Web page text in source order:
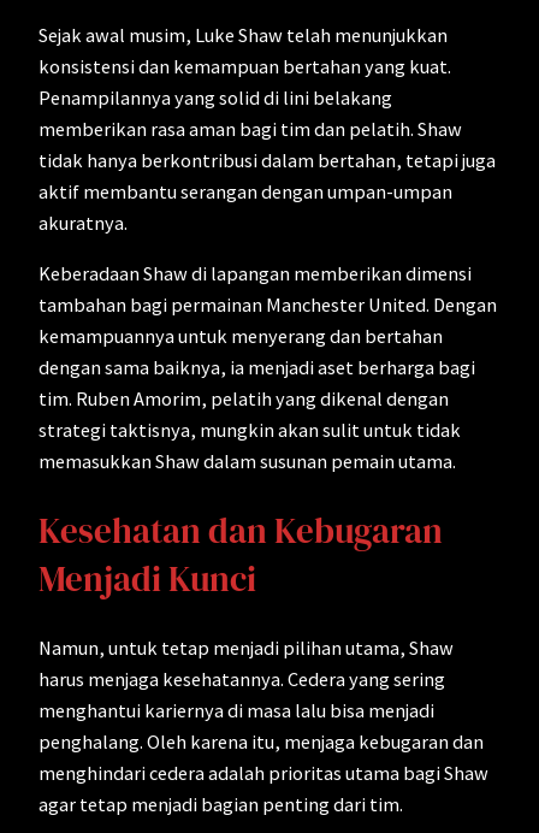
Sejak awal musim, Luke Shaw telah menunjukkan
konsistensi dan kemampuan bertahan yang kuat.
Penampilannya yang solid di lini belakang
memberikan rasa aman bagi tim dan pelatih. Shaw
tidak hanya berkontribusi dalam bertahan, tetapi juga
aktif membantu serangan dengan umpan-umpan
akuratnya.
Keberadaan Shaw di lapangan memberikan dimensi
tambahan bagi permainan Manchester United. Dengan
kemampuannya untuk menyerang dan bertahan
dengan sama baiknya, ia menjadi aset berharga bagi
tim. Ruben Amorim, pelatih yang dikenal dengan
strategi taktisnya, mungkin akan sulit untuk tidak
memasukkan Shaw dalam susunan pemain utama.
Kesehatan dan Kebugaran
Menjadi Kunci
Namun, untuk tetap menjadi pilihan utama, Shaw
harus menjaga kesehatannya. Cedera yang sering
menghantui kariernya di masa lalu bisa menjadi
penghalang. Oleh karena itu, menjaga kebugaran dan
menghindari cedera adalah prioritas utama bagi Shaw
agar tetap menjadi bagian penting dari tim.